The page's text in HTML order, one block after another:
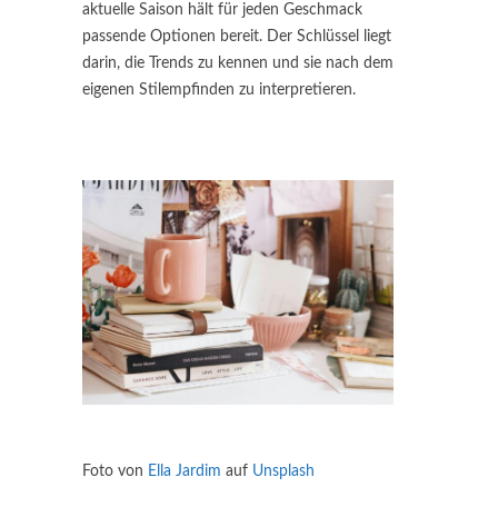
aktuelle Saison hält für jeden Geschmack
passende Optionen bereit. Der Schlüssel liegt
darin, die Trends zu kennen und sie nach dem
eigenen Stilempfinden zu interpretieren.
Foto von Ella Jardim auf Unsplash